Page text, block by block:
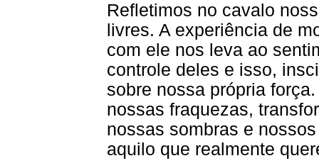
Refletimos no cavalo
livres. A experiência de
com ele nos leva ao
controle deles e isso,
sobre nossa própria
nossas fraquezas,
nossas sombras e
aquilo que realmente